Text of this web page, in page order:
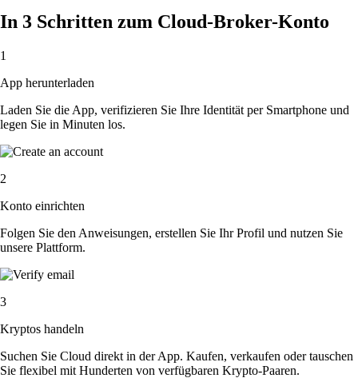
In 3 Schritten zum Cloud-Broker-Konto
1
App herunterladen
Laden Sie die App, verifizieren Sie Ihre Identität per Smartphone und
legen Sie in Minuten los.
2
Konto einrichten
Folgen Sie den Anweisungen, erstellen Sie Ihr Profil und nutzen Sie
unsere Plattform.
3
Kryptos handeln
Suchen Sie Cloud direkt in der App. Kaufen, verkaufen oder tauschen
Sie flexibel mit Hunderten von verfügbaren Krypto-Paaren.